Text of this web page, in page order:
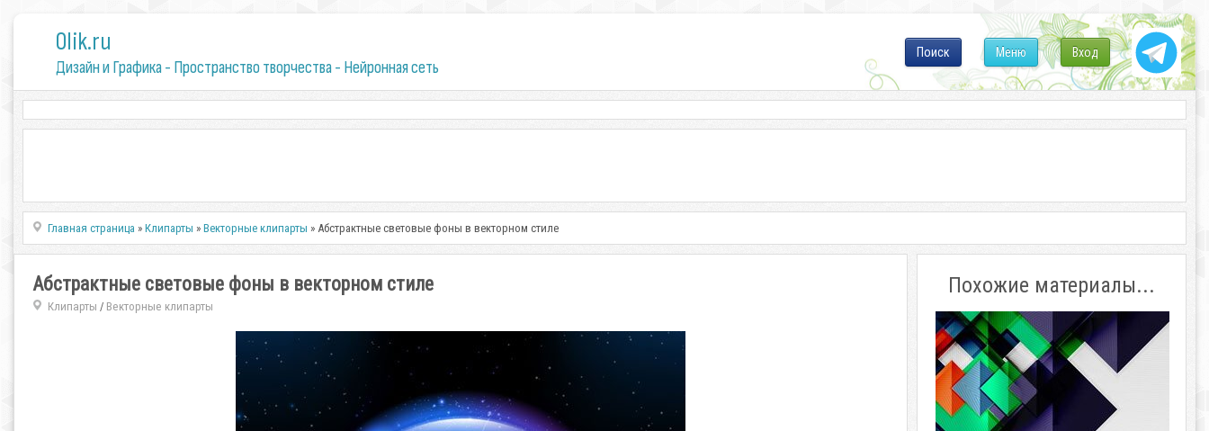
0lik.ru
Дизайн и Графика - Пространство творчества - Нейронная сеть
Вход
Меню
Поиск
Главная страница »Клипарты »Векторные клипарты » Абстрактные световые фоны в векторном стиле
Абстрактные световые фоны в векторном стиле
Клипарты / Векторные клипарты
Похожие материалы...